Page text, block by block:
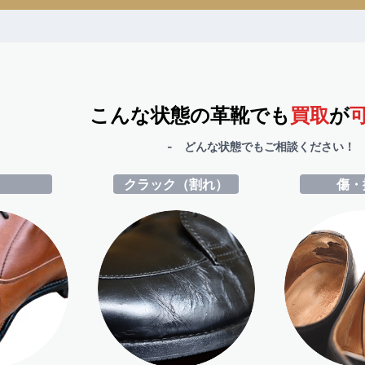
こんな状態の革靴でも買取が
- どんな状態でもご相談ください
クラック（割れ） 傷